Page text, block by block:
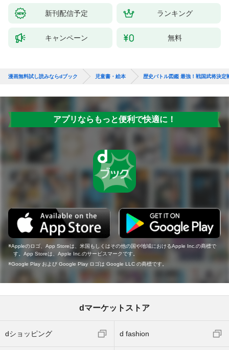
新刊配信予定 ランキング
キャンペーン 無料
漫画無料試し読みならdブック 児童書・絵本 歴史バトル図鑑 最強！戦国武将決定
アプリならもっと便利で快適に！
Appleのロゴ、App Storeは、米国もしくはその他の国や地域におけるApple Inc.の商標で
す。App Storeは、Apple Inc.のサービスマークです。
Google Play および Google Play ロゴは Google LLC の商標です。
dマーケットストア
dショッピング d fashion